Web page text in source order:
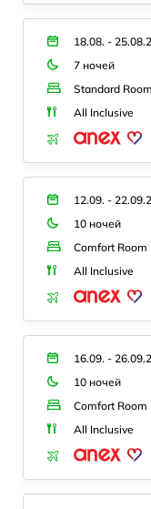
18.08. -
7 ночей
Standard Room
All Inclusive
12.09. -
10 ночей
Comfort Room
All Inclusive
16.09. -
10 ночей
Comfort Room
All Inclusive